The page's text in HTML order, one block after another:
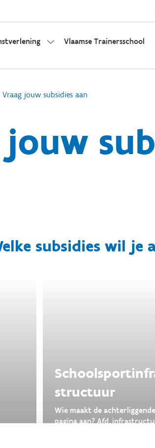
Vlaamse Trainersschool
Vraag jouw subsidies aan
subsidies wil je
structuur
Wie maakt de achterliggende
pagina aan? Afd.